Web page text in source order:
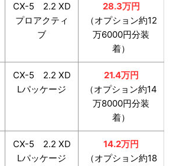
CX-5 2.2 XD
プロアクティ
ブ
28.3万円
（オプション約12
万6000円分装
着）
CX-5 2.2 XD
Lパッケージ
21.4万円
（オプション約14
万8000円分装
着）
CX-5 2.2 XD
Lパッケージ
14.2万円
（オプション約18